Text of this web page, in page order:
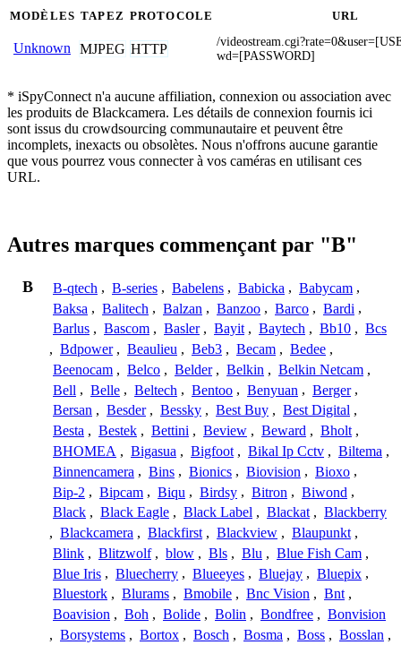
MODÈLES TAPEZ PROTOCOLE URL
Unknown MJPEG HTTP
/
wd=[PASSWORD]
* iSpyConnect n'a aucune affiliation, connexion ou association avec
les produits de Blackcamera. Les détails de connexion fournis ici
sont issus du crowdsourcing communautaire et peuvent être
incomplets, inexacts ou obsolètes. Nous n'offrons aucune garantie
que vous pourrez vous connecter à vos caméras en utilisant ces
URL.
Autres marques commençant par "B"
B B-qtech , B-series , Babelens , Babicka , Babycam ,
Baksa , Balitech , Balzan , Banzoo , Barco , Bardi ,
Barlus , Bascom , Basler , Bayit , Baytech , Bb10 , Bcs
, Bdpower , Beaulieu , Beb3 , Becam , Bedee ,
Beenocam , Belco , Belder , Belkin , Belkin Netcam ,
Bell , Belle , Beltech , Bentoo , Benyuan , Berger ,
Bersan , Besder , Bessky , Best Buy , Best Digital ,
Besta , Bestek , Bettini , Beview , Beward , Bholt ,
BHOMEA , Bigasua , Bigfoot , Bikal Ip Cctv , Biltema ,
Binnencamera , Bins , Bionics , Biovision , Bioxo ,
Bip-2 , Bipcam , Biqu , Birdsy , Bitron , Biwond ,
Black , Black Eagle , Black Label , Blackat , Blackberry
, Blackcamera , Blackfirst , Blackview , Blaupunkt ,
Blink , Blitzwolf , blow , Bls , Blu , Blue Fish Cam ,
Blue Iris , Bluecherry , Blueeyes , Bluejay , Bluepix ,
Bluestork , Blurams , Bmobile , Bnc Vision , Bnt ,
Boavision , Boh , Bolide , Bolin , Bondfree , Bonvision
, Borsystems , Bortox , Bosch , Bosma , Boss , Bosslan ,